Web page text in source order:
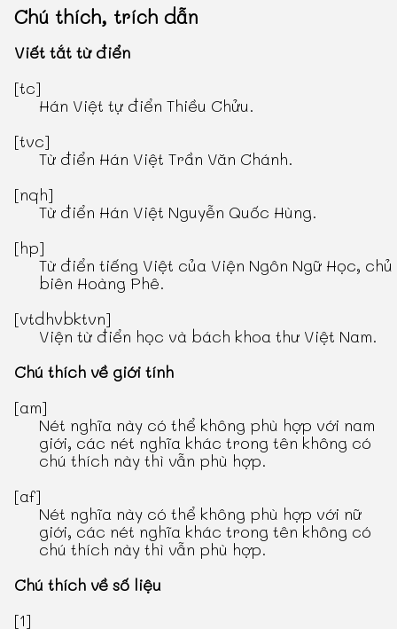
Chú thích, trích dẫn
Viết tắt từ điển
[tc]
Hán Việt tự điển Thiều Chửu.
[tvc]
Từ điển Hán Việt Trần Văn Chánh.
[nqh]
Từ điển Hán Việt Nguyễn Quốc Hùng.
[hp]
Từ điển tiếng Việt của Viện Ngôn Ngữ Học, chủ
biên Hoàng Phê.
[vtdhvbktvn]
Viện từ điển học và bách khoa thư Việt Nam.
Chú thích về giới tính
[am]
Nét nghĩa này có thể không phù hợp với nam
giới, các nét nghĩa khác trong tên không có
chú thích này thì vẫn phù hợp.
[af]
Nét nghĩa này có thể không phù hợp với nữ
giới, các nét nghĩa khác trong tên không có
chú thích này thì vẫn phù hợp.
Chú thích về số liệu
[1]